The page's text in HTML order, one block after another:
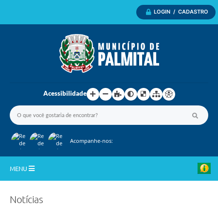
LOGIN / CADASTRO
Acessibilidade
Acompanhe-nos:
MENU
Notícias